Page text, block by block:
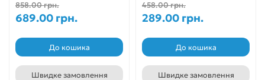
858.00 грн.
689.00 грн.
До кошика
Швидке замовлення
458.00 грн.
289.00 грн.
До кошика
Швидке замовлення